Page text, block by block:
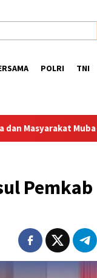
POLRI TNI
Lapas Muara
Pemkab